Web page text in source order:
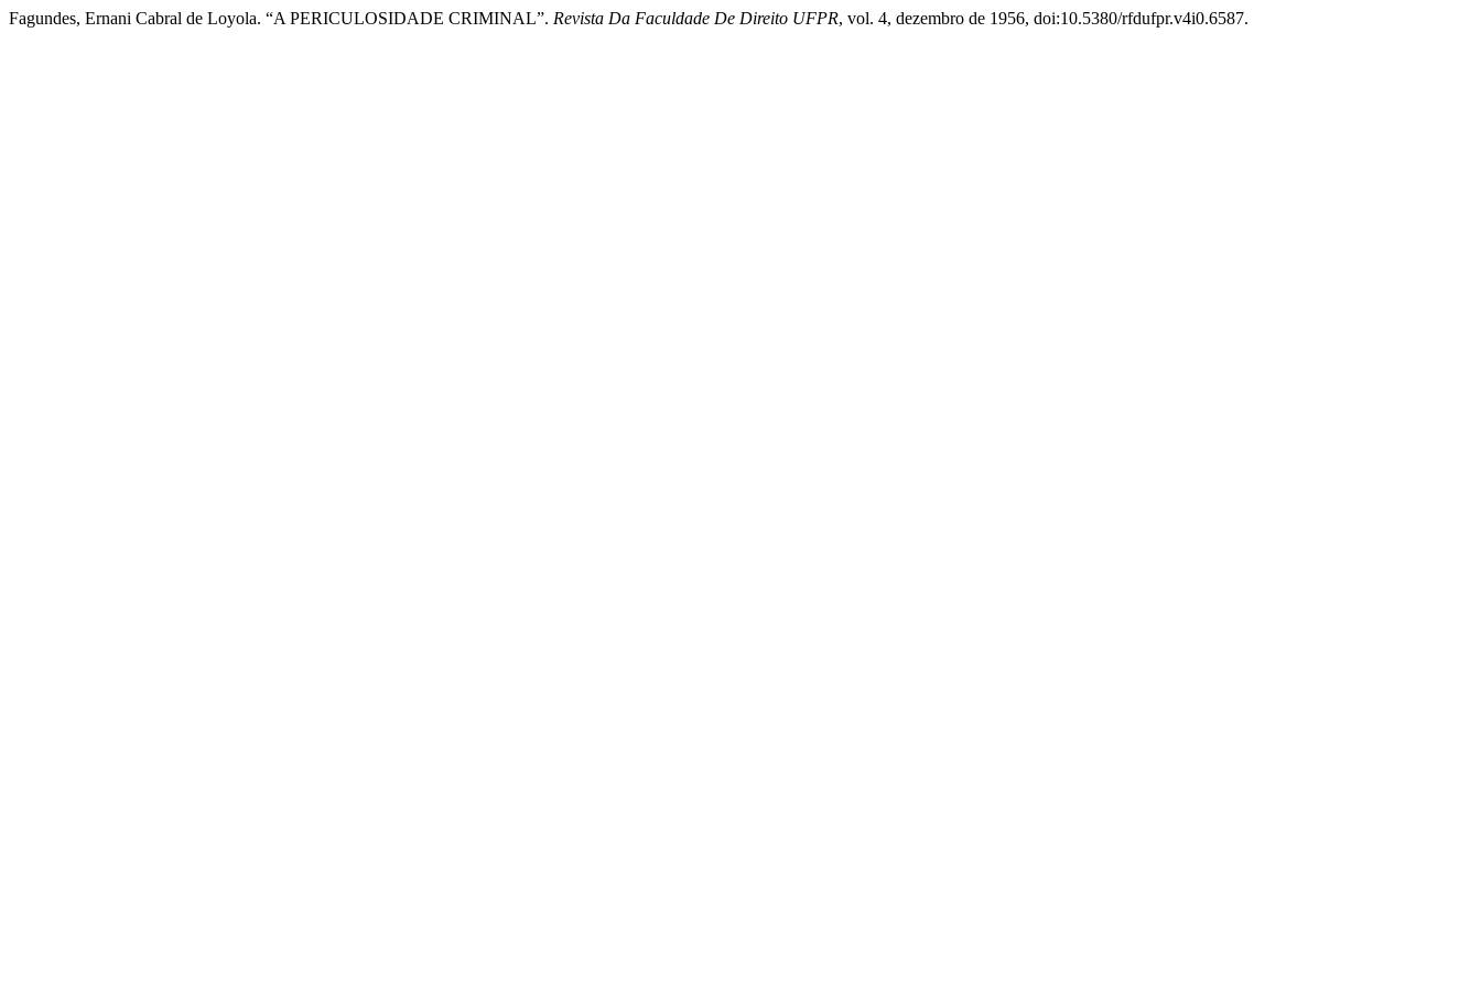
Fagundes, Ernani Cabral de Loyola. “A PERICULOSIDADE CRIMINAL”. Revista Da Faculdade De Direito UFPR, vol. 4, dezembro de 1956, doi:10.5380/rfdufpr.v4i0.6587.